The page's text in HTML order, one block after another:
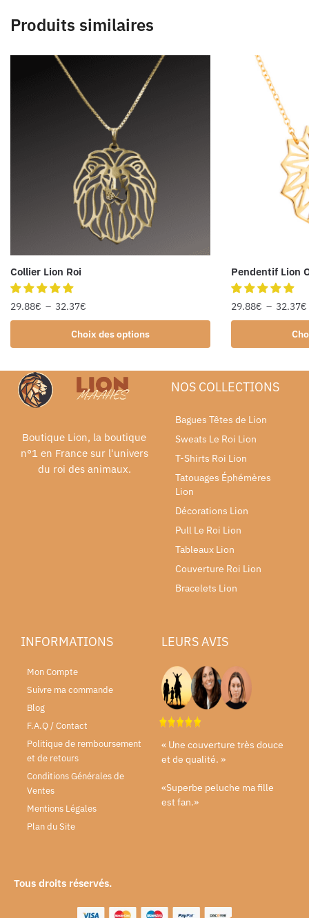
Produits similaires
Collier Lion Roi
29.88€ – 32.37€
Choix des options
Pendentif Lion
29.88€ – 32.37€
Boutique Lion, la boutique
n°1 en France sur l'univers
du roi des animaux.
NOS COLLECTIONS
Bagues Têtes de Lion
Sweats Le Roi Lion
T-Shirts Roi Lion
Tatouages Éphémères
Lion
Décorations Lion
Pull Le Roi Lion
Tableaux Lion
Couverture Roi Lion
Bracelets Lion
INFORMATIONS
Mon Compte
Suivre ma commande
Blog
F.A.Q / Contact
Politique de remboursement
et de retours
Conditions Générales de
Ventes
Mentions Légales
Plan du Site
LEURS AVIS
« Une couverture très douce
et de qualité. »
«Superbe peluche ma fille
est fan.»
Tous droits réservés.